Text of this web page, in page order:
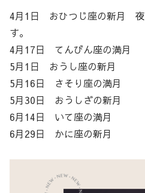
4月1日 おひつじ座の新月 夜
す。
4月17日 てんびん座の満月
5月1日 おうし座の新月
5月16日 さそり座の満月
5月30日 おうしざの新月
6月14日 いて座の満月
6月29日 かに座の新月